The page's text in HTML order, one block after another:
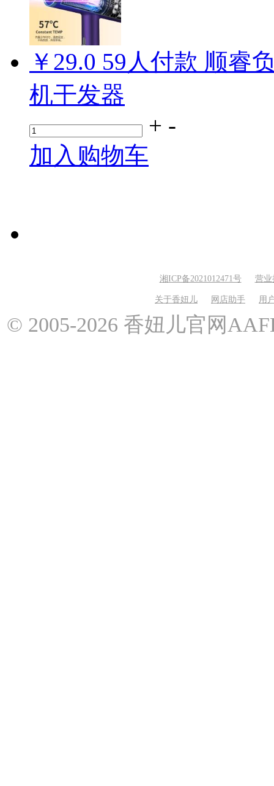
￥29.0 59 人付款 顺睿
机干发器
+ -
加入购物车
湘ICP备2021012471号 营业
关于香妞儿 网店助手 用
© 2005-2026 香妞儿官网